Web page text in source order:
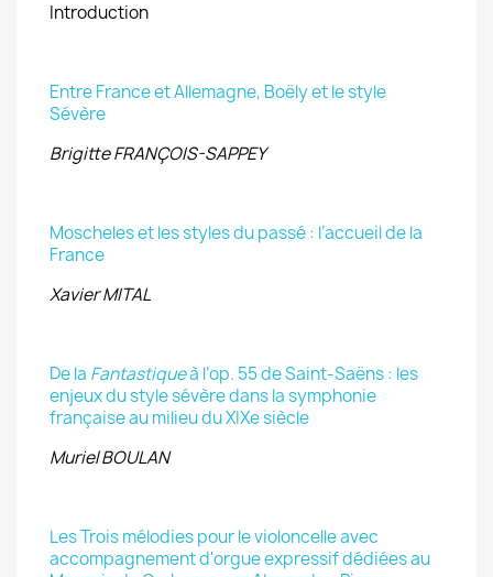
Introduction
Entre France et Allemagne, Boëly et le style
Sévère
Brigitte FRANÇOIS-SAPPEY
Moscheles et les styles du passé : l’accueil de la
France
Xavier MITAL
De la Fantastiqueà l’op. 55 de Saint-Saëns : les
enjeux du style sévère dans la symphonie
française au milieu du XIXe siècle
Muriel BOULAN
Les Trois mélodies pour le violoncelle avec
accompagnement d'orgue expressif dédiées au